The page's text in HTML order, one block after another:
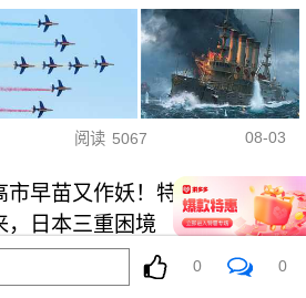
阅读 5067 08-03
市早苗又作妖！特高课卷土重
，日本三重困境
阅读 4445
0 0